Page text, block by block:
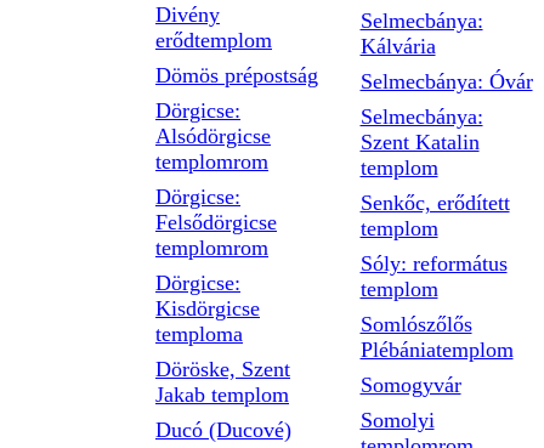
Divény
erődtemplom
Dömös prépostság
Dörgicse:
Alsódörgicse
templomrom
Dörgicse:
Felsődörgicse
templomrom
Dörgicse:
Kisdörgicse
temploma
Döröske, Szent
Jakab templom
Ducó (Ducové)
Selmecbánya:
Kálvária
Selmecbánya: Óvár
Selmecbánya:
Szent Katalin
templom
Senkőc, erődített
templom
Sóly: református
templom
Somlószőlős
Plébániatemplom
Somogyvár
Somolyi